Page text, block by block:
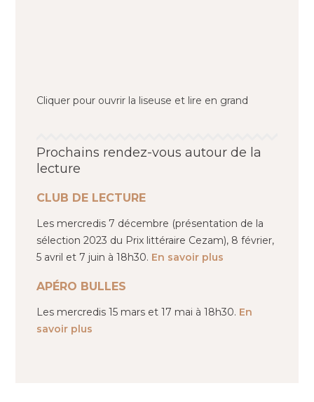
Cliquer pour ouvrir la liseuse et lire en grand
Prochains rendez-vous autour de la
lecture
CLUB DE LECTURE
Les mercredis 7 décembre (présentation de la
sélection 2023 du Prix littéraire Cezam), 8 février,
5 avril et 7 juin à 18h30. En savoir plus
APÉRO BULLES
Les mercredis 15 mars et 17 mai à 18h30. En
savoir plus